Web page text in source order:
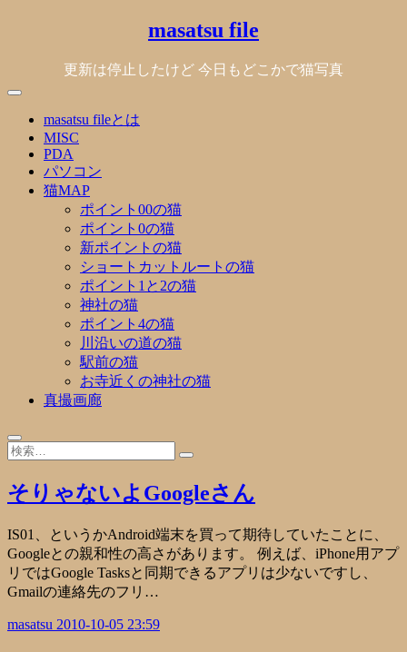
masatsu file
更新は停止したけど 今日もどこかで猫写真
masatsu fileとは
MISC
PDA
パソコン
猫MAP
ポイント00の猫
ポイント0の猫
新ポイントの猫
ショートカットルートの猫
ポイント1と2の猫
神社の猫
ポイント4の猫
川沿いの道の猫
駅前の猫
お寺近くの神社の猫
真撮画廊
そりゃないよGoogleさん
IS01、というかAndroid端末を買って期待していたことに、
Googleとの親和性の高さがあります。 例えば、iPhone用アプ
リではGoogle Tasksと同期できるアプリは少ないですし、
Gmailの連絡先のフリ…
masatsu 2010-10-05 23:59